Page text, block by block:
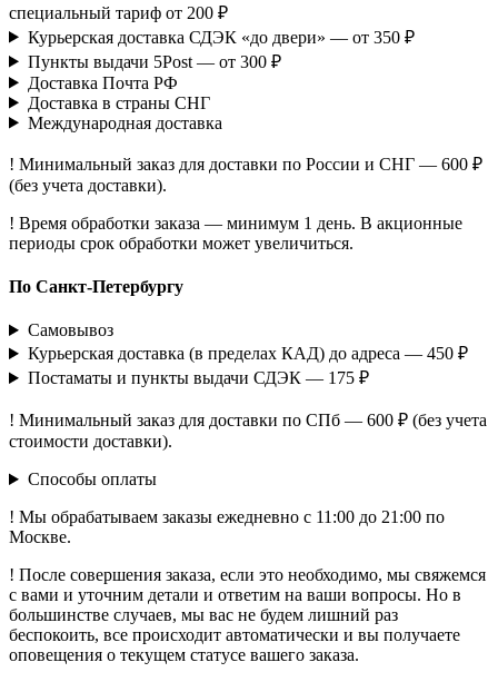
специальный тариф от 200 ₽
Курьерская доставка СДЭК «до двери» — от 350 ₽
Пункты выдачи 5Post — от 300 ₽
Доставка Почта РФ
Доставка в страны СНГ
Международная доставка
! Минимальный заказ для доставки по России и СНГ — 600 ₽
(без учета доставки).
! Время обработки заказа — минимум 1 день. В акционные
периоды срок обработки может увеличиться.
По Санкт-Петербургу
Самовывоз
Курьерская доставка (в пределах КАД) до адреса — 450 ₽
Постаматы и пункты выдачи СДЭК — 175 ₽
! Минимальный заказ для доставки по СПб — 600 ₽ (без учета
стоимости доставки).
Способы оплаты
! Мы обрабатываем заказы ежедневно с 11:00 до 21:00 по
Москве.
! После совершения заказа, если это необходимо, мы свяжемся
с вами и уточним детали и ответим на ваши вопросы. Но в
большинстве случаев, мы вас не будем лишний раз
беспокоить, все происходит автоматически и вы получаете
оповещения о текущем статусе вашего заказа.